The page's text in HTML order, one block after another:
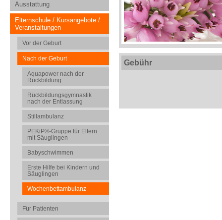
Ausstattung
Elternschule / Kursangebote /
Veranstaltungen
Vor der Geburt
Nach der Geburt
Aquapower nach der
Rückbildung
Rückbildungsgymnastik
nach der Entlassung
Stillambulanz
PEKiP®-Gruppe für Eltern
mit Säuglingen
Babyschwimmen
Erste Hilfe bei Kindern und
Säuglingen
Wochenbettambulanz
Für Patienten
Gebühr